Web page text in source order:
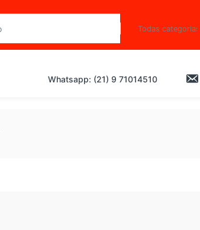
Whatsapp: (21) 9 71014510